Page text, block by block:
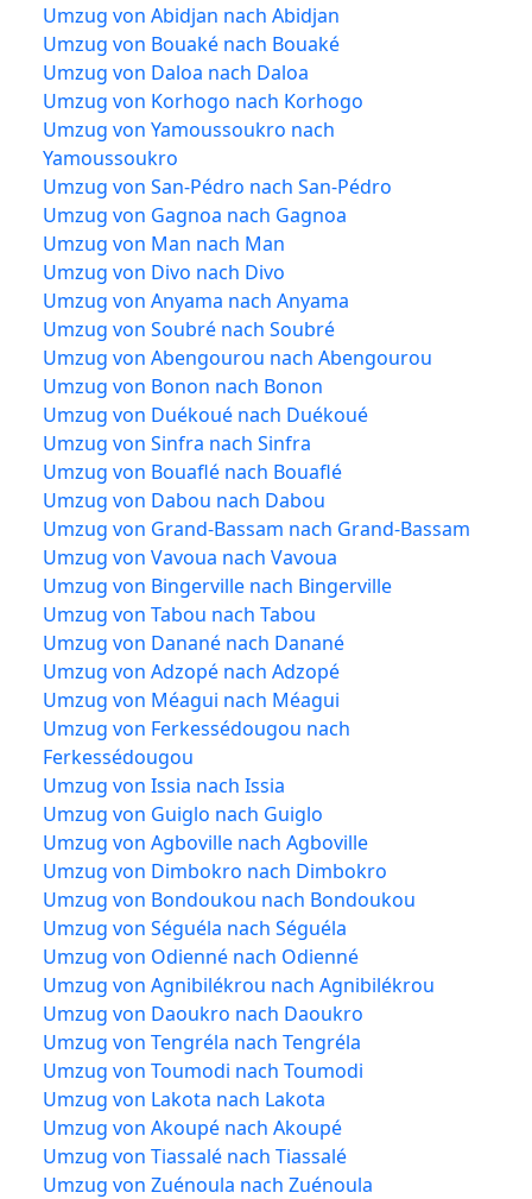
Umzug von Abidjan nach Abidjan
Umzug von Bouaké nach Bouaké
Umzug von Daloa nach Daloa
Umzug von Korhogo nach Korhogo
Umzug von Yamoussoukro nach
Yamoussoukro
Umzug von San-Pédro nach San-Pédro
Umzug von Gagnoa nach Gagnoa
Umzug von Man nach Man
Umzug von Divo nach Divo
Umzug von Anyama nach Anyama
Umzug von Soubré nach Soubré
Umzug von Abengourou nach Abengourou
Umzug von Bonon nach Bonon
Umzug von Duékoué nach Duékoué
Umzug von Sinfra nach Sinfra
Umzug von Bouaflé nach Bouaflé
Umzug von Dabou nach Dabou
Umzug von Grand-Bassam nach Grand-Bassam
Umzug von Vavoua nach Vavoua
Umzug von Bingerville nach Bingerville
Umzug von Tabou nach Tabou
Umzug von Danané nach Danané
Umzug von Adzopé nach Adzopé
Umzug von Méagui nach Méagui
Umzug von Ferkessédougou nach
Ferkessédougou
Umzug von Issia nach Issia
Umzug von Guiglo nach Guiglo
Umzug von Agboville nach Agboville
Umzug von Dimbokro nach Dimbokro
Umzug von Bondoukou nach Bondoukou
Umzug von Séguéla nach Séguéla
Umzug von Odienné nach Odienné
Umzug von Agnibilékrou nach Agnibilékrou
Umzug von Daoukro nach Daoukro
Umzug von Tengréla nach Tengréla
Umzug von Toumodi nach Toumodi
Umzug von Lakota nach Lakota
Umzug von Akoupé nach Akoupé
Umzug von Tiassalé nach Tiassalé
Umzug von Zuénoula nach Zuénoula